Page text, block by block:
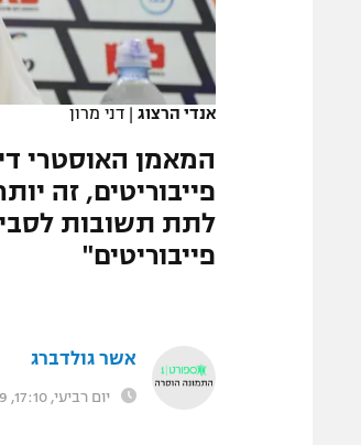
הצטרפות לחבילת הערוצים
לוח דרושים – ג'ובנט
תגיות
המגזיןאנדי הרצוג | דני מרון
המאמן האוסטרי
לתת תשובות
פייבוריטים"
אשר גולדברג
יום רביעי, 17:10, 04.09.19